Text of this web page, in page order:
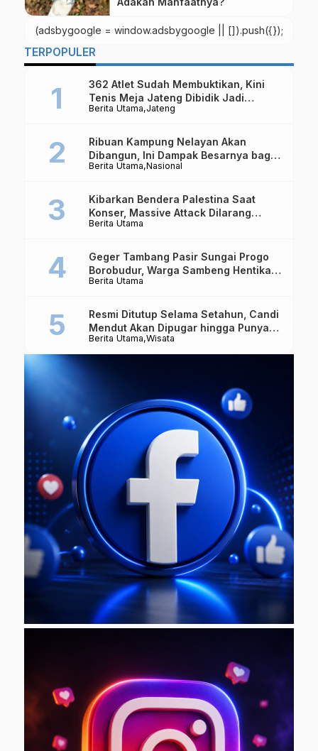
(adsbygoogle = window.adsbygoogle || []).push({});
TERPOPULER
Berita Utama Jateng
362 Atlet Sudah Membuktikan, Kini
Tenis Meja Jateng Dibidik Jadi
Kekuatan Nasional
Berita Utama Nasional
Ribuan Kampung Nelayan Akan
Dibangun, Ini Dampak Besarnya bagi
Ekonomi Indonesia
Berita Utama
Kibarkan Bendera Palestina Saat
Konser, Massive Attack Dilarang
Masuk Singapura Lagi
Berita Utama
Geger Tambang Pasir Sungai Progo
Borobudur, Warga Sambeng Hentikan
Alat Berat dan Usir Truk
Berita Utama Wisata
Resmi Ditutup Selama Setahun, Candi
Mendut Akan Dipugar hingga Punya
Atap Lagi